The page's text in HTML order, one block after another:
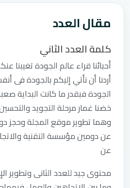
مقال العدد
كلمة العدد الثاني
أحبائنا قراء عالم الجودة تغيبنا
أردنا أن نأتي إليكم بالجودة فى
الجودة فبقدر ما كانت البداية
خضنا غمار مرحلة التجويد
وهما تطوير موقع المجلة وحجز
عن دومين مؤسسة التقنية
عن
محتوى جيد للعدد الثانى وتطوير